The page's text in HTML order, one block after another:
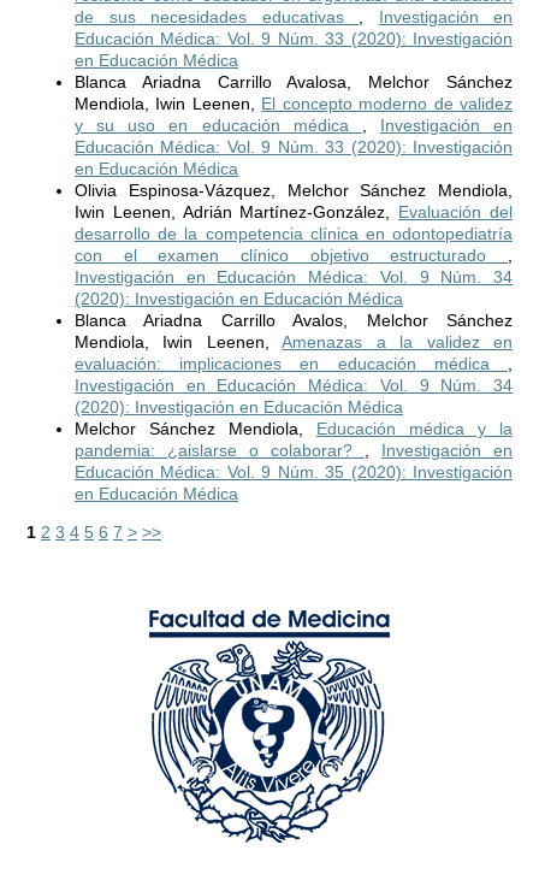
de sus necesidades educativas
Investigación en
Educación Médica: Vol. 9 Núm. 33 (2020): Investigación
en Educación Médica
Blanca Ariadna Carrillo Avalosa, Melchor Sánchez
Mendiola, Iwin Leenen, El concepto moderno de validez
y su uso en educación médica
Investigación en
Educación Médica: Vol. 9 Núm. 33 (2020): Investigación
en Educación Médica
Olivia Espinosa-Vázquez, Melchor Sánchez Mendiola,
Iwin Leenen, Adrián Martínez-González, Evaluación del
desarrollo de la competencia clínica en odontopediatría
con el examen clínico objetivo estructurado
Investigación en Educación Médica: Vol. 9 Núm. 34
(2020): Investigación en Educación Médica
Blanca Ariadna Carrillo Avalos, Melchor Sánchez
Mendiola, Iwin Leenen,Amenazas a la validez en
evaluación: implicaciones en educación médica
Investigación en Educación Médica: Vol. 9 Núm. 34
(2020): Investigación en Educación Médica
Melchor Sánchez Mendiola, Educación médica y la
pandemia: ¿aislarse o colaborar?
Investigación en
Educación Médica: Vol. 9 Núm. 35 (2020): Investigación
en Educación Médica
1 2 3 4 5 6 7 > >>